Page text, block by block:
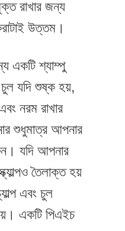
রাখার জন্য
উত্তম।
একটি শ্যাম্পু
যদি শুষ্ক হয়,
নরম রাখার
শুধুমাত্র আপনার
যদি আপনার
তৈলাক্ত হয়
এবং চুল
একটি পিএইচ